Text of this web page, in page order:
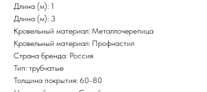
Длина (м): 1
Длина (м): 3
Кровельный материал: Металлочерепица
Кровельный материал: Профнастил
Страна бренда: Россия
Тип: трубчатые
Толщина покрытия: 60-80